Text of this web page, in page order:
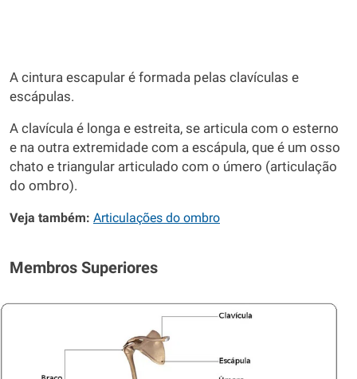
A cintura escapular é formada pelas clavículas e
escápulas.
A clavícula é longa e estreita, se articula com o esterno
e na outra extremidade com a escápula, que é um osso
chato e triangular articulado com o úmero (articulação
do ombro).
Veja também: Articulações do ombro
Membros Superiores